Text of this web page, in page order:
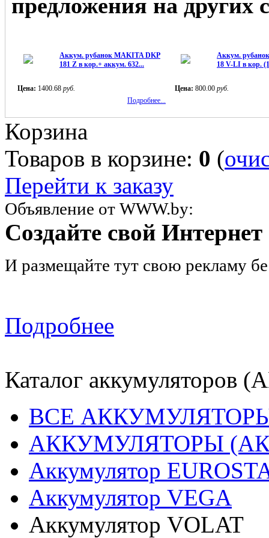
предложения на других
Аккум. рубанок MAKITA DKP
181 Z в кор.+ аккум. 632...
Цена: 1400.68 руб.
Подробнее...
Аккум.
18 V-LI в кор.
Цена: 800.00 руб.
Корзина
Товаров в корзине: 0 (
Перейти к заказу
Объявление от WWW.by:
Создайте свой
И размещайте тут свою рекламу
Подробнее
Каталог аккумуляторов
ВСЕ
АККУМУЛЯТОРЫ
Аккумулятор
Аккумулятор VEGA
Аккумулятор VOLAT